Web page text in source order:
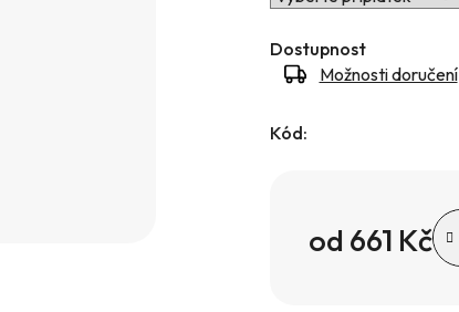
Dostupnost
Možnosti doručení
Kód:
od 661 Kč